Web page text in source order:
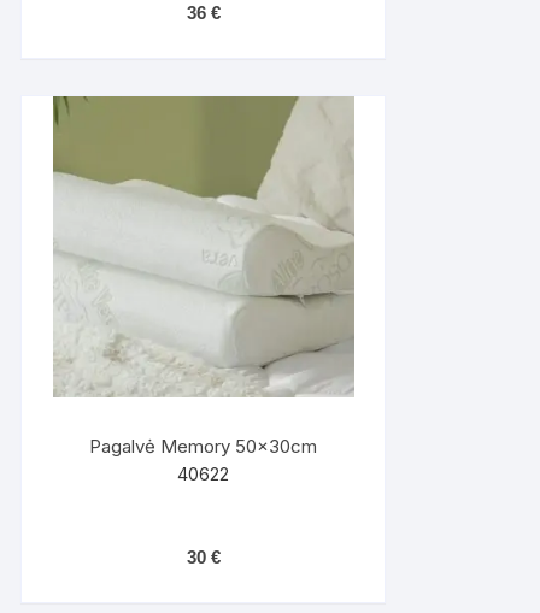
36 €
Pagalvė Memory 50x30cm
40622
30 €